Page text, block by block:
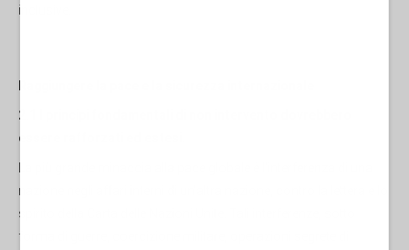
inclusive.
Raggiungere la pace e la sicurezza internazionale
2.1 I principi fondamentali di non intervento dovrebbero
essere rafforzati ed estesi.
La più grande minaccia alla pace globale è l'interferenza di una
nazione negli affari interni di un'altra nazione, contro la lettera e lo
spirito della Carta delle Nazioni Unite. Tali interferenze, sotto
forma di guerre, coercizione militare, operazioni segrete di